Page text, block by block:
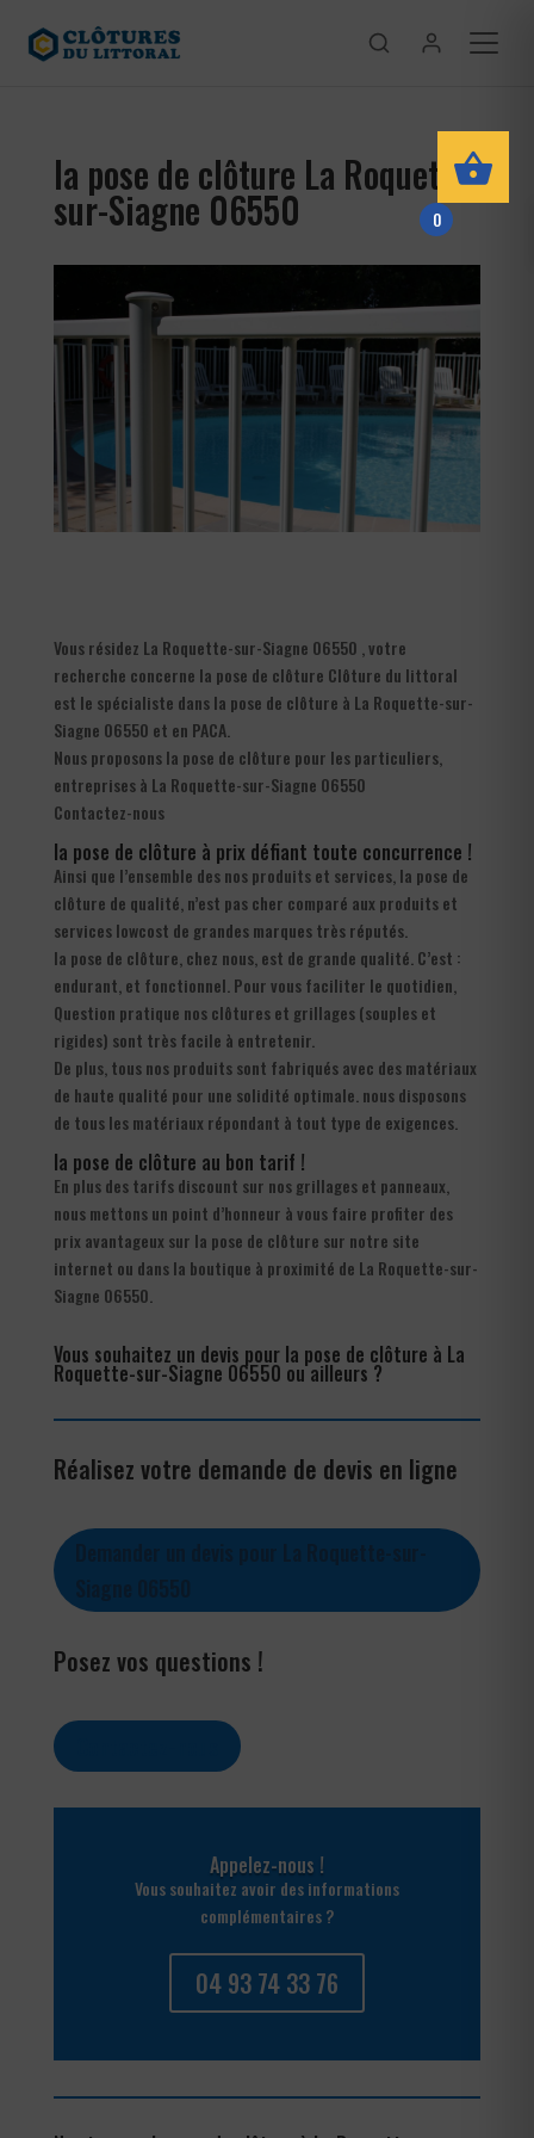
la pose de clôture La Roquette-
sur-Siagne 06550
Vous résidez La Roquette-sur-Siagne 06550 , votre
recherche concerne la pose de clôture Clôture du littoral
est le spécialiste dans la pose de clôture à La Roquette-sur-
Siagne 06550 et en PACA.
Nous proposons la pose de clôture pour les particuliers,
entreprises à La Roquette-sur-Siagne 06550
Contactez-nous
la pose de clôture à prix défiant toute concurrence !
Ainsi que l’ensemble des nos produits et services, la pose de
clôture de qualité, n’est pas cher comparé aux produits et
services lowcost de grandes marques très réputés.
la pose de clôture, chez nous, est de grande qualité. C’est :
endurant, et fonctionnel. Pour vous faciliter le quotidien,
Question pratique nos clôtures et grillages (souples et
rigides) sont très facile à entretenir.
De plus, tous nos produits sont fabriqués avec des matériaux
de haute qualité pour une solidité optimale. nous disposons
de tous les matériaux répondant à tout type de exigences.
la pose de clôture au bon tarif !
En plus des tarifs discount sur nos grillages et panneaux,
nous mettons un point d’honneur à vous faire profiter des
prix avantageux sur la pose de clôture sur notre site
internet ou dans la boutique à proximité de La Roquette-sur-
Siagne 06550.
Vous souhaitez un devis pour la pose de clôture à La
Roquette-sur-Siagne 06550 ou ailleurs ?
Réalisez votre demande de devis en ligne
Posez vos questions !
Appelez-nous !
Vous souhaitez avoir des informations
complémentaires ?
04 93 74 33 76
0